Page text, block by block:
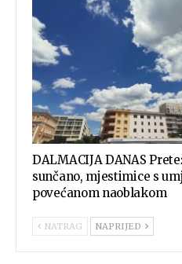
DALMACIJA DANAS
sunčano, mjestimice s
povećanom naoblakom
NATRAG NAPRIJED